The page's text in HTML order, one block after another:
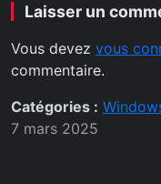
Laisser un
Vous devez vous
commentaire.
Catégories :
7 mars 2025